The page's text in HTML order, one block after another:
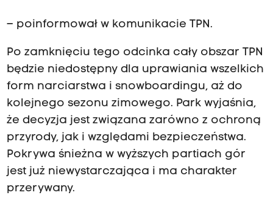
– poinformował w komunikacie TPN.
Po zamknięciu tego odcinka cały obszar TPN
będzie niedostępny dla uprawiania wszelkich
form narciarstwa i snowboardingu, aż do
kolejnego sezonu zimowego. Park wyjaśnia,
że decyzja jest związana zarówno z ochroną
przyrody, jak i względami bezpieczeństwa.
Pokrywa śnieżna w wyższych partiach gór
jest już niewystarczająca i ma charakter
przerywany.